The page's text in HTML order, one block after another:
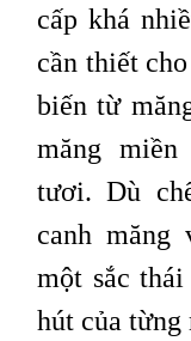
cấp khá
cần thiết
biến từ
măng
tươi. Dù
canh măng
một sắc
hút của từng